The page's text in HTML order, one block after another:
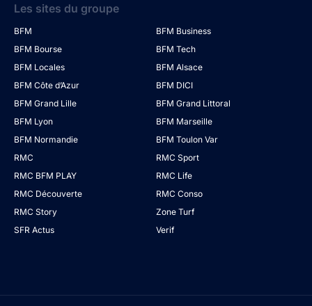
Les sites du groupe
BFM
BFM Business
BFM Bourse
BFM Tech
BFM Locales
BFM Alsace
BFM Côte d’Azur
BFM DICI
BFM Grand Lille
BFM Grand Littoral
BFM Lyon
BFM Marseille
BFM Normandie
BFM Toulon Var
RMC
RMC Sport
RMC BFM PLAY
RMC Life
RMC Découverte
RMC Conso
RMC Story
Zone Turf
SFR Actus
Verif